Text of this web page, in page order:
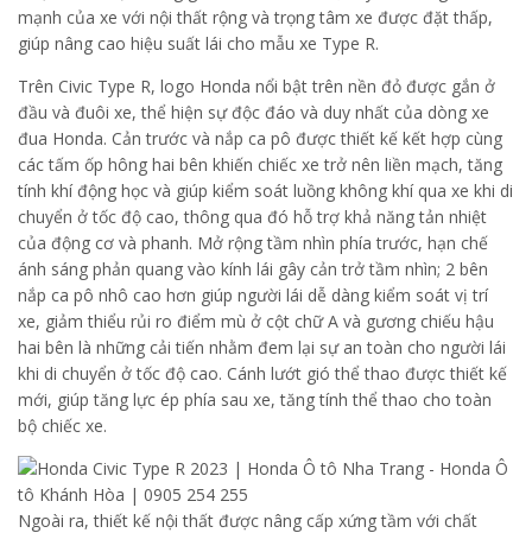
mạnh của xe với nội thất rộng và trọng tâm xe được đặt thấp,
giúp nâng cao hiệu suất lái cho mẫu xe Type R.
Trên Civic Type R, logo Honda nổi bật trên nền đỏ được gắn ở
đầu và đuôi xe, thể hiện sự độc đáo và duy nhất của dòng xe
đua Honda. Cản trước và nắp ca pô được thiết kế kết hợp cùng
các tấm ốp hông hai bên khiến chiếc xe trở nên liền mạch, tăng
tính khí động học và giúp kiểm soát luồng không khí qua xe khi di
chuyển ở tốc độ cao, thông qua đó hỗ trợ khả năng tản nhiệt
của động cơ và phanh. Mở rộng tầm nhìn phía trước, hạn chế
ánh sáng phản quang vào kính lái gây cản trở tầm nhìn; 2 bên
nắp ca pô nhô cao hơn giúp người lái dễ dàng kiểm soát vị trí
xe, giảm thiểu rủi ro điểm mù ở cột chữ A và gương chiếu hậu
hai bên là những cải tiến nhằm đem lại sự an toàn cho người lái
khi di chuyển ở tốc độ cao. Cánh lướt gió thể thao được thiết kế
mới, giúp tăng lực ép phía sau xe, tăng tính thể thao cho toàn
bộ chiếc xe.
Ngoài ra, thiết kế nội thất được nâng cấp xứng tầm với chất